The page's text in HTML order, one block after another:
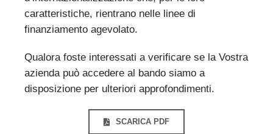
caratteristiche, rientrano nelle linee di
finanziamento agevolato.
Qualora foste interessati a verificare se la Vostra
azienda può accedere al bando siamo a
disposizione per ulteriori approfondimenti.
SCARICA PDF